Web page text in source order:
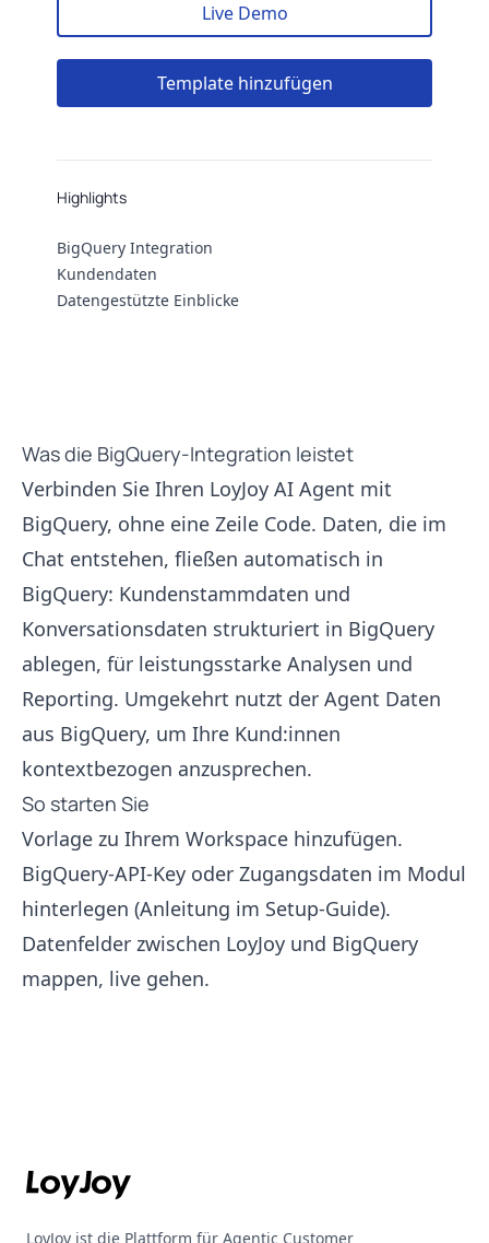
Live Demo
Template hinzufügen
Highlights
BigQuery Integration
Kundendaten
Datengestützte Einblicke
Was die BigQuery-Integration leistet
Verbinden Sie Ihren LoyJoy AI Agent mit
BigQuery, ohne eine Zeile Code. Daten, die im
Chat entstehen, fließen automatisch in
BigQuery: Kundenstammdaten und
Konversationsdaten strukturiert in BigQuery
ablegen, für leistungsstarke Analysen und
Reporting. Umgekehrt nutzt der Agent Daten
aus BigQuery, um Ihre Kund:innen
kontextbezogen anzusprechen.
So starten Sie
Vorlage zu Ihrem Workspace hinzufügen.
BigQuery-API-Key oder Zugangsdaten im Modul
hinterlegen (Anleitung im Setup-Guide).
Datenfelder zwischen LoyJoy und BigQuery
mappen, live gehen.
LoyJoy ist die Plattform für Agentic Customer